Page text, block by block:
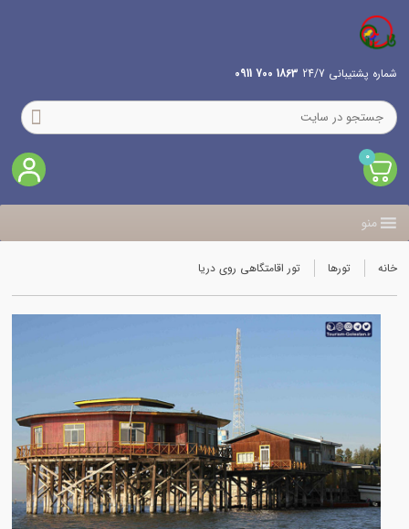
شماره پشتیبانی 24/7 1863 700 0911
0
منو
خانه تورها تور اقامتگاهی روی دریا